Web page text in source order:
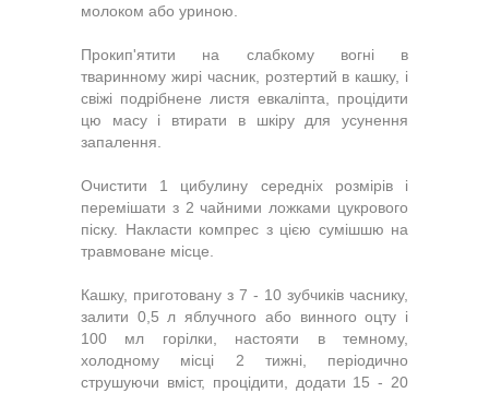
молоком або уриною.
Прокип'ятити на слабкому вогні в
тваринному жирі часник, розтертий в кашку, і
свіжі подрібнене листя евкаліпта, процідити
цю масу і втирати в шкіру для усунення
запалення.
Очистити 1 цибулину середніх розмірів і
перемішати з 2 чайними ложками цукрового
піску. Накласти компрес з цією сумішшю на
травмоване місце.
Кашку, приготовану з 7 - 10 зубчиків часнику,
залити 0,5 л яблучного або винного оцту і
100 мл горілки, настояти в темному,
холодному місці 2 тижні, періодично
струшуючи вміст, процідити, додати 15 - 20